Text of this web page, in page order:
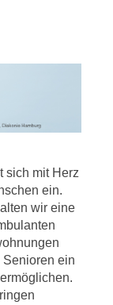
sich mit Herz
ein.
wir eine
ein